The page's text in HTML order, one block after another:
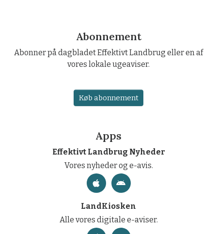
Abonnement
Abonner på dagbladet Effektivt Landbrug eller en af
vores lokale ugeaviser.
Køb abonnement
Apps
Effektivt Landbrug Nyheder
Vores nyheder og e-avis.
LandKiosken
Alle vores digitale e-aviser.